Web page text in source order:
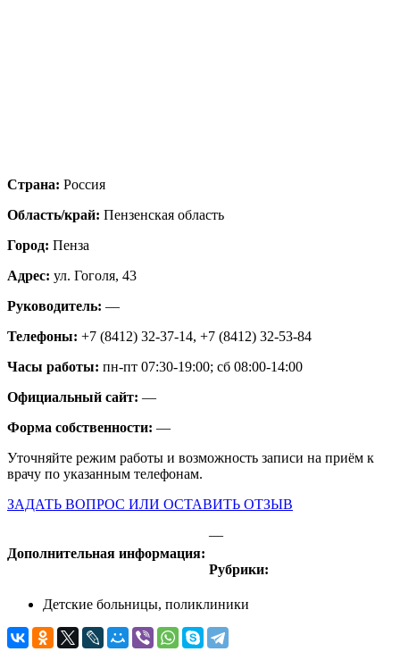
Страна: Россия
Область/край: Пензенская область
Город: Пенза
Адрес: ул. Гоголя, 43
Руководитель: —
Телефоны: +7 (8412) 32-37-14, +7 (8412) 32-53-84
Часы работы: пн-пт 07:30-19:00; сб 08:00-14:00
Официальный сайт: —
Форма собственности: —
Уточняйте режим работы и возможность записи на приём к
врачу по указанным телефонам.
ЗАДАТЬ ВОПРОС ИЛИ ОСТАВИТЬ ОТЗЫВ
Дополнительная информация:
—
Рубрики:
Детские больницы, поликлиники